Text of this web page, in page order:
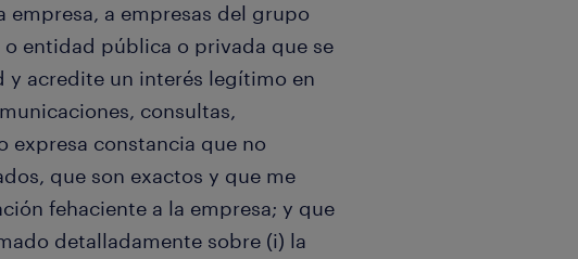
empresa, a empresas del grupo
entidad pública o privada que se
y acredite un interés legítimo en
consultas,
expresa constancia que no
que son exactos y que me
fehaciente a la empresa; y que
detalladamente sobre (i) la